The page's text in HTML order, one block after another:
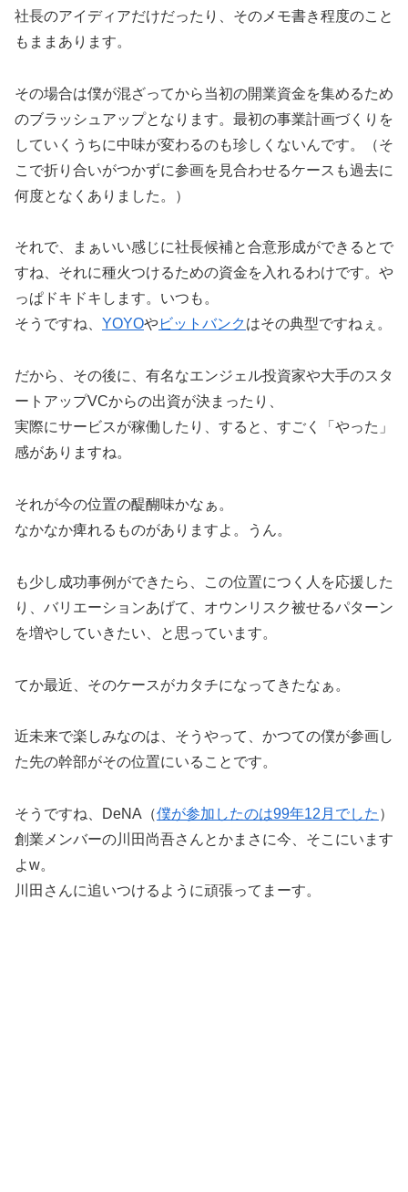
社長のアイディアだけだったり、そのメモ書き程度のこと
もままあります。
その場合は僕が混ざってから当初の開業資金を集めるため
のブラッシュアップとなります。最初の事業計画づくりを
していくうちに中味が変わるのも珍しくないんです。（そ
こで折り合いがつかずに参画を見合わせるケースも過去に
何度となくありました。）
それで、まぁいい感じに社長候補と合意形成ができるとで
すね、それに種火つけるための資金を入れるわけです。や
っぱドキドキします。いつも。
そうですね、 YOYOやビットバンクはその典型ですねぇ。
だから、その後に、有名なエンジェル投資家や大手のスタ
ートアップVCからの出資が決まったり、
実際にサービスが稼働したり、すると、すごく「やった」
感がありますね。
それが今の位置の醍醐味かなぁ。
なかなか痺れるものがありますよ。うん。
も少し成功事例ができたら、この位置につく人を応援した
り、バリエーションあげて、オウンリスク被せるパターン
を増やしていきたい、と思っています。
てか最近、そのケースがカタチになってきたなぁ。
近未来で楽しみなのは、そうやって、かつての僕が参画し
た先の幹部がその位置にいることです。
そうですね、DeNA（僕が参加したのは99年12月でした ）
創業メンバーの川田尚吾さんとかまさに今、そこにいます
よw。
川田さんに追いつけるように頑張ってまーす。